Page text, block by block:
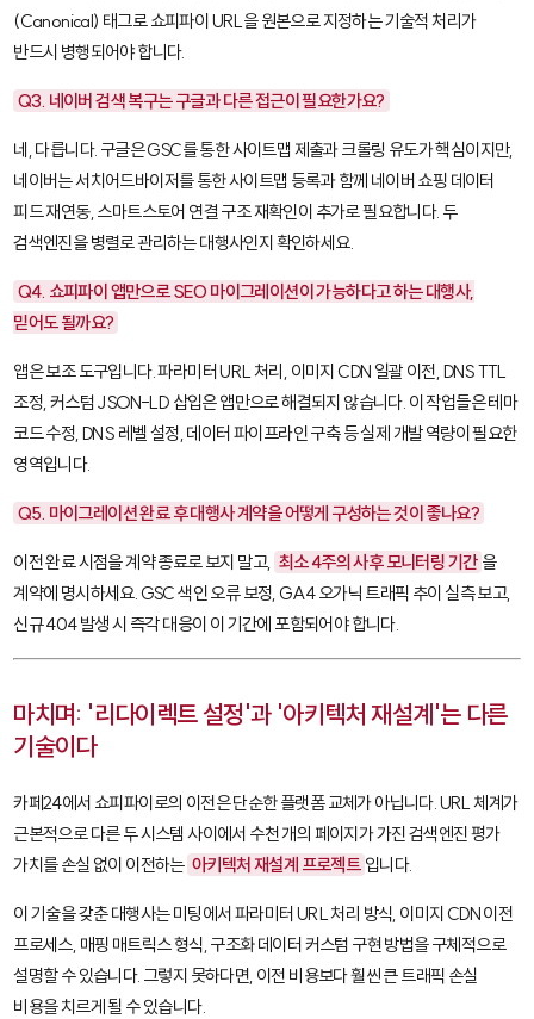
(Canonical) 태그로 쇼피파이 URL을 원본으로 지정하는 기술적 처리가
반드시 병행되어야 합니다.
Q3. 네이버 검색 복구는 구글과 다른 접근이 필요한가요?
네, 다릅니다. 구글은 GSC를 통한 사이트맵 제출과 크롤링 유도가 핵심이지만,
네이버는 서치어드바이저를 통한 사이트맵 등록과 함께 네이버 쇼핑 데이터
피드 재연동, 스마트스토어 연결 구조 재확인이 추가로 필요합니다. 두
검색엔진을 병렬로 관리하는 대행사인지 확인하세요.
Q4. 쇼피파이 앱만으로 SEO 마이그레이션이 가능하다고 하는 대행사,
믿어도 될까요?
앱은 보조 도구입니다. 파라미터 URL 처리, 이미지 CDN 일괄 이전, DNS TTL
조정, 커스텀 JSON-LD 삽입은 앱만으로 해결되지 않습니다. 이 작업들은 테마
코드 수정, DNS 레벨 설정, 데이터 파이프라인 구축 등 실제 개발 역량이 필요한
영역입니다.
Q5. 마이그레이션 완료 후 대행사 계약을 어떻게 구성하는 것이 좋나요?
이전 완료 시점을 계약 종료로 보지 말고, 최소 4주의 사후 모니터링 기간 을
계약에 명시하세요. GSC 색인 오류 보정, GA4 오가닉 트래픽 추이 실측 보고,
신규 404 발생 시 즉각 대응이 이 기간에 포함되어야 합니다.
마치며: '리다이렉트 설정'과 '아키텍처 재설계'는 다른
기술이다
카페24에서 쇼피파이로의 이전은 단순한 플랫폼 교체가 아닙니다. URL 체계가
근본적으로 다른 두 시스템 사이에서 수천 개의 페이지가 가진 검색엔진 평가
가치를 손실 없이 이전하는 아키텍처 재설계 프로젝트 입니다.
이 기술을 갖춘 대행사는 미팅에서 파라미터 URL 처리 방식, 이미지 CDN 이전
프로세스, 매핑 매트릭스 형식, 구조화 데이터 커스텀 구현 방법을 구체적으로
설명할 수 있습니다. 그렇지 못하다면, 이전 비용보다 훨씬 큰 트래픽 손실
비용을 치르게 될 수 있습니다.